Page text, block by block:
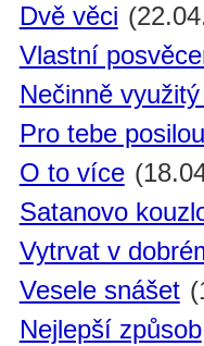
Dvě věci
Vlastní
Nečinně
Pro tebe posilou
O to více
Satanovo
Vytrvat v
Vesele snášet
Nejlepší způsob